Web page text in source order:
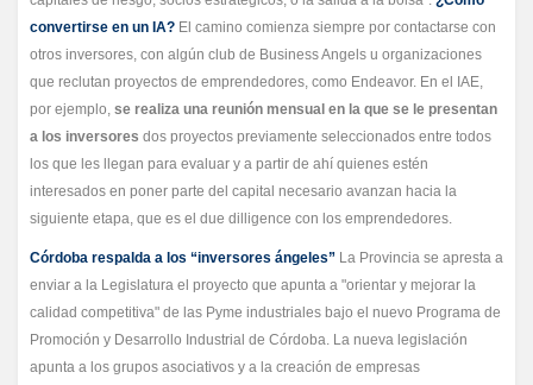
convertirse en un IA? El camino comienza siempre por contactarse con
otros inversores, con algún club de Business Angels u organizaciones
que reclutan proyectos de emprendedores, como Endeavor. En el IAE,
por ejemplo, se realiza una reunión mensual en la que se le presentan
a los inversores dos proyectos previamente seleccionados entre todos
los que les llegan para evaluar y a partir de ahí quienes estén
interesados en poner parte del capital necesario avanzan hacia la
siguiente etapa, que es el due dilligence con los emprendedores.
Córdoba respalda a los “inversores ángeles” La Provincia se apresta a
enviar a la Legislatura el proyecto que apunta a "orientar y mejorar la
calidad competitiva" de las Pyme industriales bajo el nuevo Programa de
Promoción y Desarrollo Industrial de Córdoba. La nueva legislación
apunta a los grupos asociativos y a la creación de empresas